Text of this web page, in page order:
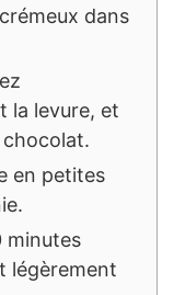
dans
la levure, et
en petites
minutes
légèrement